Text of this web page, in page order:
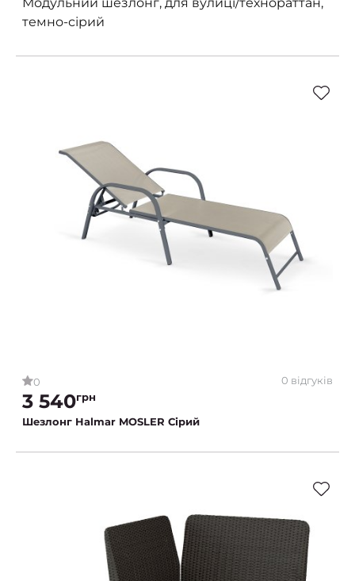
Модульний шезлонг, для вулиці/технораттан,
темно-сірий
0 0 відгуків
3 540грн
Шезлонг Halmar MOSLER Сірий